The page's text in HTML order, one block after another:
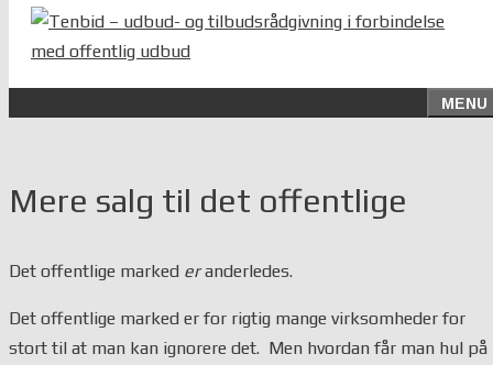
MENU
Mere salg til det offentlige
Det offentlige marked eranderledes.
Det offentlige marked er for rigtig mange virksomheder for
stort til at man kan ignorere det. Men hvordan får man hul på